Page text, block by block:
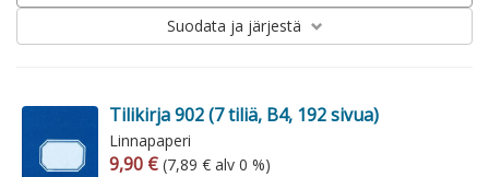
Suodata ja järjestä
Tilikirja 902 (7 tiliä, B4, 192 sivua)
Linnapaperi
Arvonlisäverollinen hinta
9,90 € Arvonlisäveroton hinta
(7,89 € alv 0 %)